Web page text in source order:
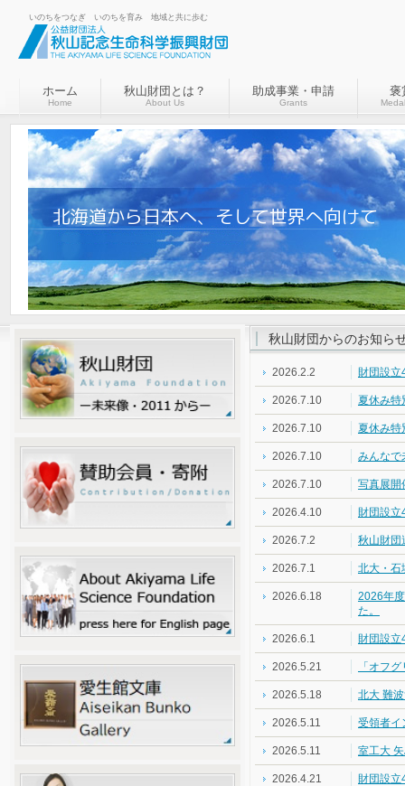
いのちをつなぎ いのちを育み 地域と共に歩む
ホーム
Home
秋山財団とは？
About Us
助成事業・申請
Grants
褒
秋山財団からのお知ら
2026.2.2 財団設立
2026.7.10 夏休み特
2026.7.10 夏休み特
2026.7.10 みんなで
2026.7.10 写真展開
2026.4.10 財団設立
2026.7.2 秋山財団
2026.7.1 北大・石
2026.6.18
2026年
た。
2026.6.1 財団設立
2026.5.21 「オフ
2026.5.18 北大 難
2026.5.11 受領者イ
2026.5.11 室工大
2026.4.21 財団設立